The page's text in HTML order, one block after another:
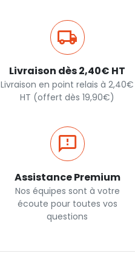
Livraison dès 2,40€ HT
Livraison en point relais à 2,40€
HT (offert dès 19,90€)
Assistance Premium
Nos équipes sont à votre
écoute pour toutes vos
questions